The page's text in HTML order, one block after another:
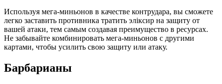
Используя мега-миньонов в качестве контрудара, вы сможете
легко заставить противника тратить эліксир на защиту от
вашей атаки, тем самым создавая преимущество в ресурсах.
Не забывайте комбинировать мега-миньонов с другими
картами, чтобы усилить свою защиту или атаку.
Барбарианы